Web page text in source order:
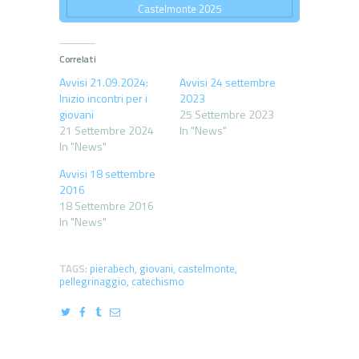
Castelmonte 2025
Correlati
Avvisi 21.09.2024:
Inizio incontri per i
giovani
21 Settembre 2024
In "News"
Avvisi 24 settembre
2023
25 Settembre 2023
In "News"
Avvisi 18 settembre
2016
18 Settembre 2016
In "News"
TAGS: pierabech, giovani, castelmonte,
pellegrinaggio, catechismo